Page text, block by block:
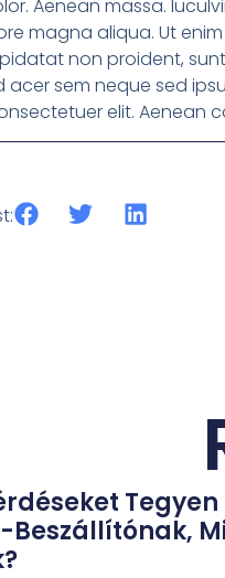
Aenean massa.
magna aliqua. Ut
non proident,
acer sem neque sed
elit. Aenean
Tegyen